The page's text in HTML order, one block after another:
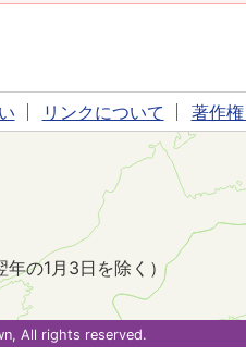
リンクについて 著作
年の1月3日を除く）
All rights reserved.